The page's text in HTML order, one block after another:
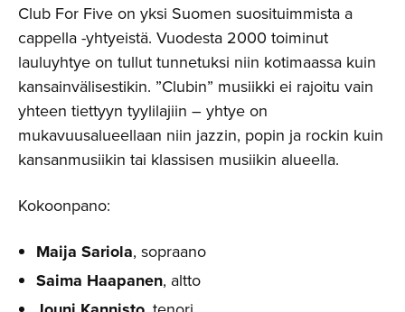
Club For Five on yksi Suomen suosituimmista a
cappella -yhtyeistä. Vuodesta 2000 toiminut
lauluyhtye on tullut tunnetuksi niin kotimaassa kuin
kansainvälisestikin. ”Clubin” musiikki ei rajoitu vain
yhteen tiettyyn tyylilajiin – yhtye on
mukavuusalueellaan niin jazzin, popin ja rockin kuin
kansanmusiikin tai klassisen musiikin alueella.
Kokoonpano:
Maija Sariola, sopraano
Saima Haapanen, altto